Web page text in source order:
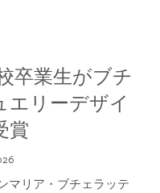
卒業生がブチ
エリーデザイ
賞
マリア・ブチェラッテ